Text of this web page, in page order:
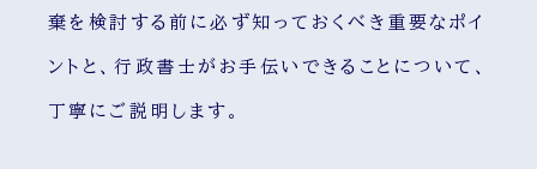
棄を検討する前に必ず知っておくべき重要なポイ
ントと、行政書士がお手伝いできることについて、
丁寧にご説明します。